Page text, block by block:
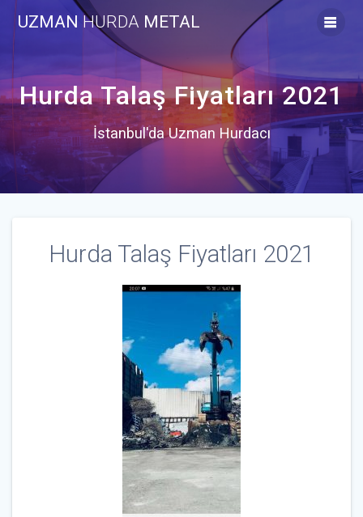
to
UZMAN HURDA METAL
Hurda Talaş Fiyatları 2021
İstanbul'da Uzman Hurdacı
Hurda Talaş Fiyatları 2021